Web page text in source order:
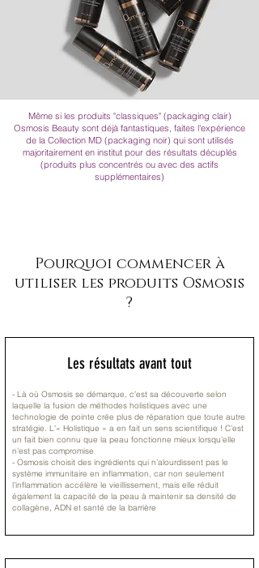
Même si les produits "classiques" (packaging clair)
Osmosis Beauty sont déjà fantastiques, faites l'expérience
de la Collection MD (packaging noir) qui sont utilisés
majoritairement en institut pour des résultats décuplés
(produits plus concentrés ou avec des actifs
supplémentaires)
Pourquoi commencer à
utiliser les produits Osmosis
?
Les résultats avant tout
- Là où Osmosis se démarque, c’est sa découverte selon
laquelle la fusion de méthodes holistiques avec une
technologie de pointe crée plus de réparation que toute autre
stratégie. L'« Holistique » a en fait un sens scientifique ! C’est
un fait bien connu que la peau fonctionne mieux lorsqu’elle
n’est pas compromise
- Osmosis choisit des ingrédients qui n’alourdissent pas le
système immunitaire en inflammation, car non seulement
l’inflammation accélère le vieillissement, mais elle réduit
également la capacité de la peau à maintenir sa densité de
collagène, ADN et santé de la barrière